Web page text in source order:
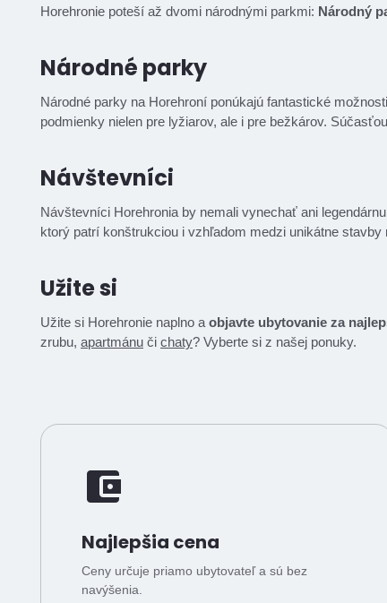
Horehronie poteší až dvomi národnými parkmi: Národný
Národné parky
Národné parky na Horehroní ponúkajú fantastické
podmienky nielen pre lyžiarov, ale i pre bežkárov.
Návštevníci
Návštevníci Horehronia by nemali vynechať ani legendárnu
ktorý patrí konštrukciou i vzhľadom medzi unikátne stavby
Užite si
Užite si Horehronie naplno a objavte ubytovanie za
zrubu, apartmánu či chaty? Vyberte si z našej ponuky.
Najlepšia cena
Ceny určuje priamo ubytovateľ a sú bez
navýšenia.